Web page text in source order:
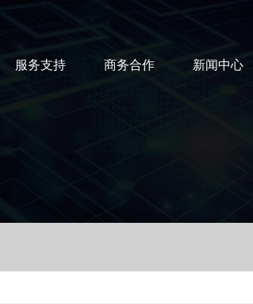
服务支持 商务合作 新闻中心